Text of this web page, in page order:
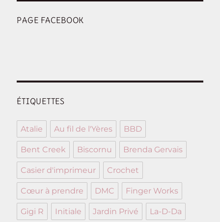
PAGE FACEBOOK
ÉTIQUETTES
Atalie Au fil de l'Yères BBD
Bent Creek Biscornu Brenda Gervais
Casier d'imprimeur Crochet
Cœur à prendre DMC Finger Works
Gigi R Initiale Jardin Privé La-D-Da